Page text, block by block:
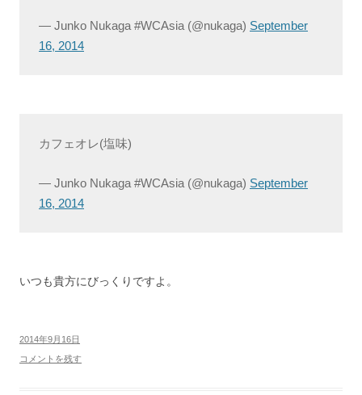
— Junko Nukaga #WCAsia (@nukaga) September
16, 2014
カフェオレ(塩味)
— Junko Nukaga #WCAsia (@nukaga) September
16, 2014
いつも貴方にびっくりですよ。
2014年9月16日
コメントを残す